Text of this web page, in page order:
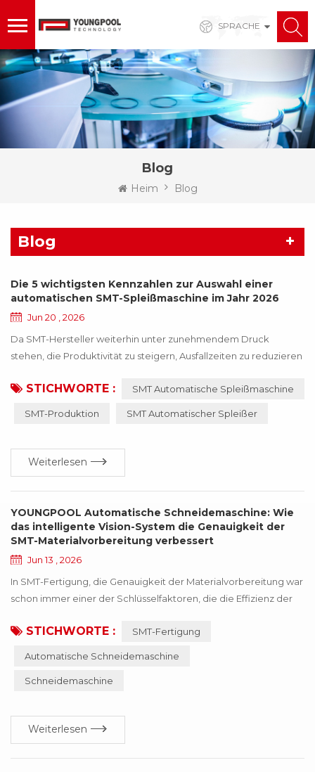
SPRACHE
Blog
Heim Blog
Blog
Die 5 wichtigsten Kennzahlen zur Auswahl einer
automatischen SMT-Spleißmaschine im Jahr 2026
Jun 20 , 2026
Da SMT-Hersteller weiterhin unter zunehmendem Druck
stehen, die Produktivität zu steigern, Ausfallzeiten zu reduzieren
Nachfrage nach Lösungen für SMT-Automatik-Spleißmaschinen
während des Produktionsprozesses, und ineffiziente
STICHWORTE : SMT Automatische Spleißmaschine
SMT-Produktion SMT Automatischer Spleißer
Weiterlesen
YOUNGPOOL Automatische Schneidemaschine: Wie
das intelligente Vision-System die Genauigkeit der
SMT-Materialvorbereitung verbessert
Jun 13 , 2026
In SMT-Fertigung, die Genauigkeit der Materialvorbereitung war
schon immer einer der Schlüsselfaktoren, die die Effizienz der
Produkte weiter vergrößert und die Anzahl der Bauteiltypen
wachsenden Herausforderun...
STICHWORTE : SMT-Fertigung
Automatische Schneidemaschine
Schneidemaschine
Weiterlesen